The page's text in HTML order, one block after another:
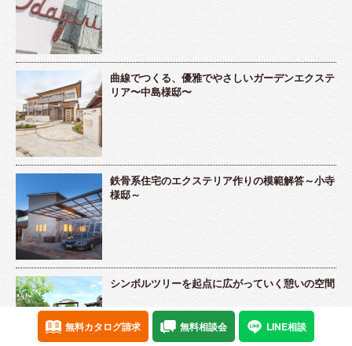
曲線でつくる、優雅でやさしいガーデンエクステ
リア〜中島様邸〜
鉄骨系住宅のエクステリア作りの模範解答～小寺
様邸～
シンボルツリーを起点に広がっていく憩いの空間
無料カタログ請求 無料相談会 LINE相談